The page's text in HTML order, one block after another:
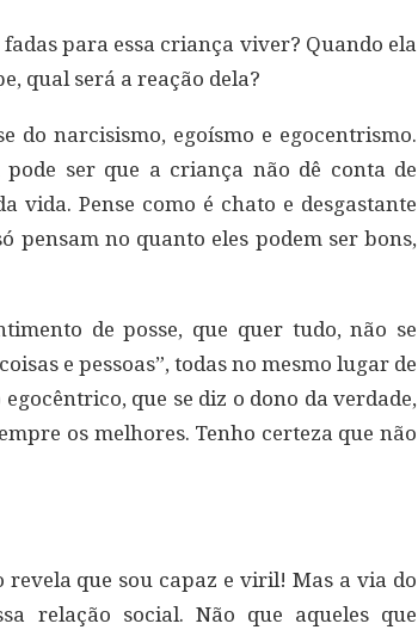
para essa criança viver? Quando ela
qual será a reação dela?
do narcisismo, egoísmo e egocentrismo.
pode ser que a criança não dê conta de
vida. Pense como é chato e desgastante
pensam no quanto eles podem ser bons,
de posse, que quer tudo, não se
e pessoas”, todas no mesmo lugar de
que se diz o dono da verdade,
os melhores. Tenho certeza que não
revela que sou capaz e viril! Mas a via do
relação social. Não que aqueles que